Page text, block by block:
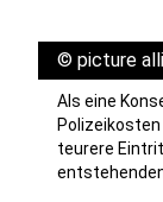
© picture
Als eine
teurere